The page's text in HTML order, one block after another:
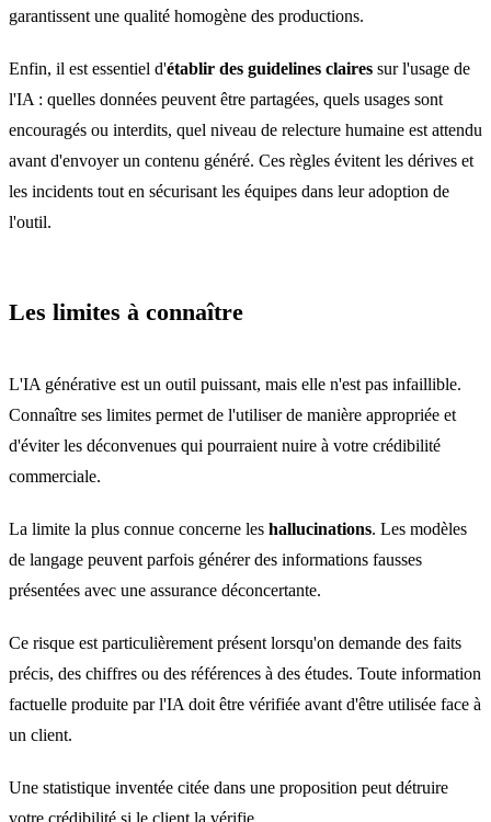
garantissent une qualité homogène des productions.
Enfin, il est essentiel d'établir des guidelines claires sur l'usage de
l'IA : quelles données peuvent être partagées, quels usages sont
encouragés ou interdits, quel niveau de relecture humaine est attendu
avant d'envoyer un contenu généré. Ces règles évitent les dérives et
les incidents tout en sécurisant les équipes dans leur adoption de
l'outil.
Les limites à connaître
L'IA générative est un outil puissant, mais elle n'est pas infaillible.
Connaître ses limites permet de l'utiliser de manière appropriée et
d'éviter les déconvenues qui pourraient nuire à votre crédibilité
commerciale.
La limite la plus connue concerne les hallucinations. Les modèles
de langage peuvent parfois générer des informations fausses
présentées avec une assurance déconcertante.
Ce risque est particulièrement présent lorsqu'on demande des faits
précis, des chiffres ou des références à des études. Toute information
factuelle produite par l'IA doit être vérifiée avant d'être utilisée face à
un client.
Une statistique inventée citée dans une proposition peut détruire
votre crédibilité si le client la vérifie.